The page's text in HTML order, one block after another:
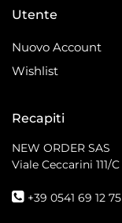
Utente
Nuovo Account
Wishlist
Recapiti
NEW ORDER SAS
Viale Ceccarini 111/C
+39 0541 69 12 75